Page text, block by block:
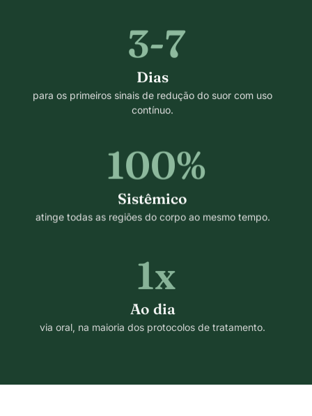
3-7
Dias
para os primeiros sinais de redução do suor com uso
contínuo.
100%
Sistêmico
atinge todas as regiões do corpo ao mesmo tempo.
1x
Ao dia
via oral, na maioria dos protocolos de tratamento.